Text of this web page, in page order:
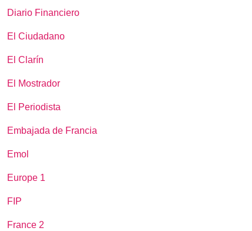
Diario Financiero
El Ciudadano
El Clarín
El Mostrador
El Periodista
Embajada de Francia
Emol
Europe 1
FIP
France 2